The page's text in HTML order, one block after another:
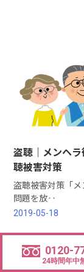
盗聴｜メンヘ
聴被害対策
盗聴被害対策「
問題を放‥
2019-05-18
0120-
24時間年中